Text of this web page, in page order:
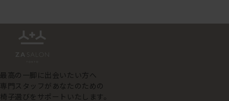
最高の一脚に出会いたい方へ
専門スタッフがあなたのための
椅子選びをサポートいたします。